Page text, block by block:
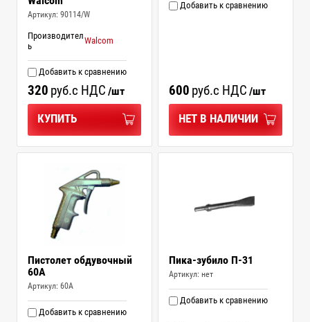
Артикул: 90114/W
Добавить к сравнению
Производител
ь
Walcom
320 руб.с НДС /шт
КУПИТЬ
Добавить к сравнению
600 руб.с НДС /шт
НЕТ В НАЛИЧИИ
Пистолет обдувочный
60A
Артикул: 60A
Добавить к сравнению
Пика-зубило П-31
Артикул: нет
Добавить к сравнению